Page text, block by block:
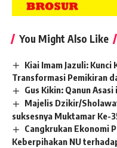
You Might Also Like
Kiai Imam Jazuli: Kunci
Transformasi Pemikiran
Gus Kikin: Qanun
Majelis Dzikir/
suksesnya Muktamar Ke-
Cangkrukan Ekonomi
Keberpihakan NU